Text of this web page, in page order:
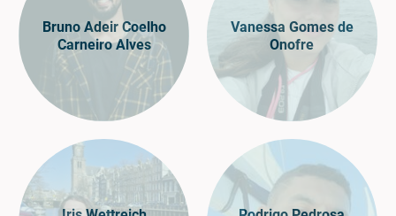
Bruno Adeir Coelho
Carneiro Alves
Vanessa Gomes de
Onofre